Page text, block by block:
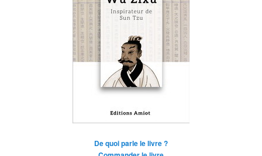
De quoi parle le livre ?